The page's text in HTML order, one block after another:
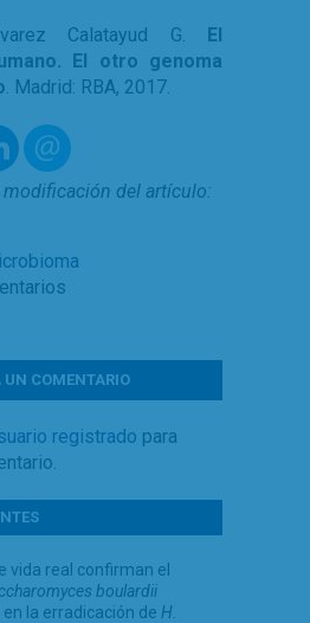
Calatayud G. El
El otro genoma
. Madrid: RBA, 2017.
del artículo:
UN COMENTARIO
registrado para
vida real confirman el
boulardii
en la erradicación de H.